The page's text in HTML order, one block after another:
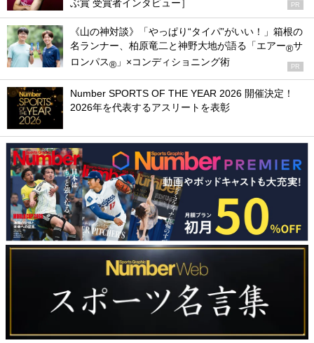
ぶ賞 受賞者インタビュー］
PR
《山の神対談》「やっぱり“タイパ”がいい！」箱根の
名ランナー、柏原竜二と神野大地が語る「エアー®サ
ロンパス® 」×コンディショニング術 PR
Number SPORTS OF THE YEAR 2026 開催決定！
2026年を代表するアスリートを表彰